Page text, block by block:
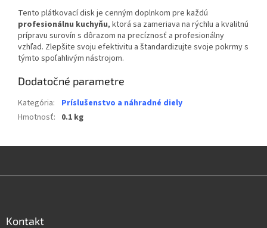
Tento plátkovací disk je cenným doplnkom pre každú
profesionálnu kuchyňu, ktorá sa zameriava na rýchlu a kvalitnú
prípravu surovín s dôrazom na precíznosť a profesionálny
vzhľad. Zlepšite svoju efektivitu a štandardizujte svoje pokrmy s
týmto spoľahlivým nástrojom.
Dodatočné parametre
Kategória:
Príslušenstvo a náhradné diely
Hmotnosť: 0.1 kg
Kontakt